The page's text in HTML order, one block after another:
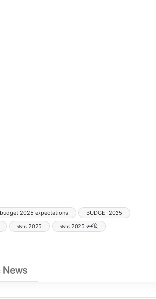
budget 2025 expectations
BUDGET2025
बजट 2025
बजट 2025 उम्मीदें